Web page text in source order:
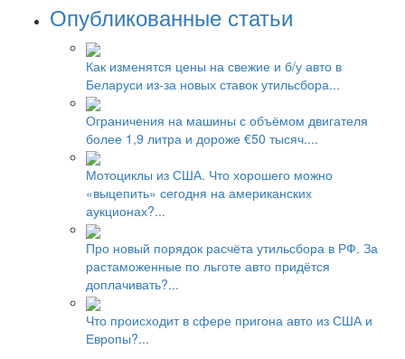
Опубликованные статьи
Как изменятся цены на свежие и б/у авто в
Беларуси из-за новых ставок утильсбора...
Ограничения на машины с объёмом двигателя
более 1,9 литра и дороже €50 тысяч....
Мотоциклы из США. Что хорошего можно
«выцепить» сегодня на американских
аукционах?...
Про новый порядок расчёта утильсбора в РФ. За
растаможенные по льготе авто придётся
доплачивать?...
Что происходит в сфере пригона авто из США и
Европы?...